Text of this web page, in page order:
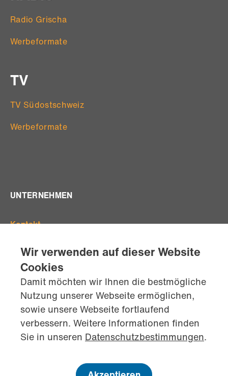
kontaktiere
uns jetzt
Radio Grischa
Werbeformate
TV
TV Südostschweiz
Werbeformate
UNTERNEHMEN
Kontakt
Standorte
Team
AGB's
Datenschutz
Impressum
Wir verwenden auf dieser Website
Cookies
Damit möchten wir Ihnen die bestmögliche
Nutzung unserer Webseite ermöglichen,
sowie unsere Webseite fortlaufend
verbessern. Weitere Informationen finden
Sie in unseren Datenschutzbestimmungen.